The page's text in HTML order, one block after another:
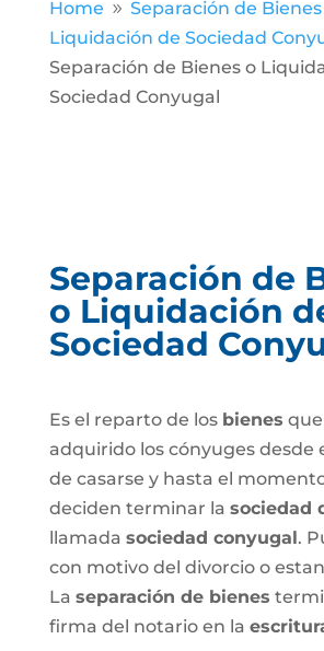
Home 9 Separación de
Liquidación de Sociedad
Separación de Bienes o
Sociedad Conyugal
Separación de
o Liquidación
Sociedad
Es el reparto de los bienes
adquirido los cónyuges desde
de casarse y hasta el
deciden terminar la sociedad
llamada sociedad conyugal.
con motivo del divorcio o
La separación de bienes
firma del notario en la